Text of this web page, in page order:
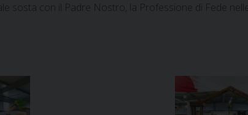
sosta con il Padre Nostro, la Professione di Fede